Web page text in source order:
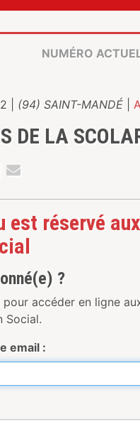
NUMÉRO
| (94) SAINT-MANDÉ
DE LA
est réservé
?
accéder en ligne
Social.
email :